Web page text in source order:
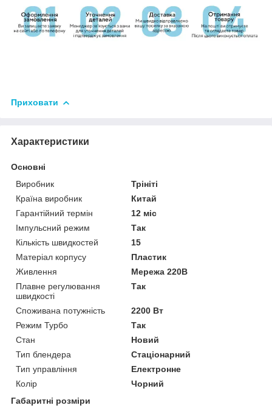
Приховати
Характеристики
Основні
Виробник
Трініті
Країна виробник
Китай
Гарантійний термін
12 міс
Імпульсний режим
Так
Кількість швидкостей
15
Матеріал корпусу
Пластик
Живлення
Мережа 220В
Плавне регулювання
швидкості
Так
Споживана потужність
2200 Вт
Режим Турбо
Так
Стан
Новий
Тип блендера
Стаціонарний
Тип управління
Електронне
Колір
Чорний
Габаритні розміри